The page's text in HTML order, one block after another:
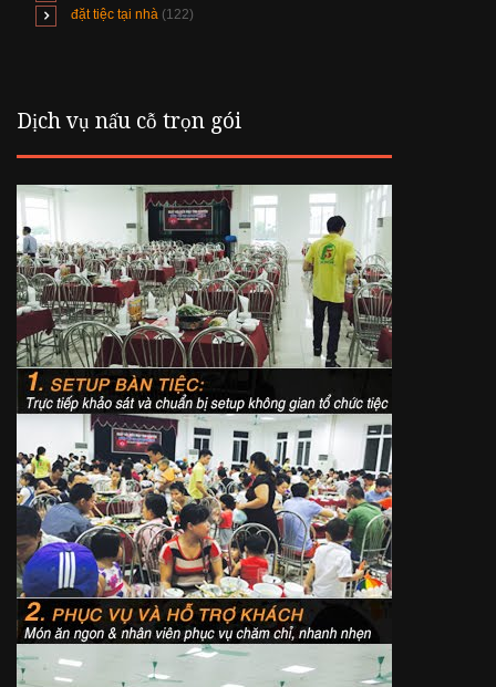
đặt tiệc tại nhà (122)
Dịch vụ nấu cỗ trọn gói